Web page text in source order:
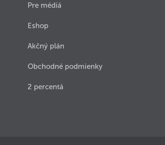
Pre médiá
Eshop
Akčný plán
Obchodné podmienky
2 percentá